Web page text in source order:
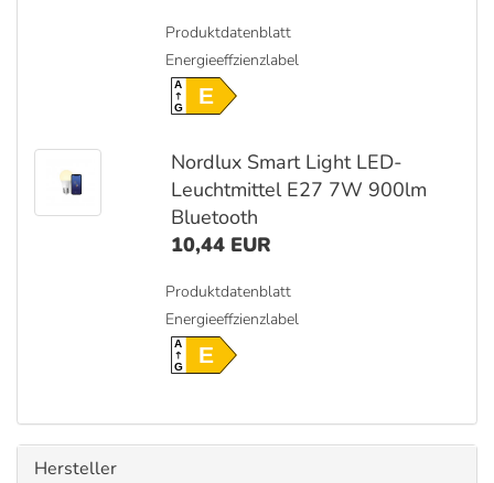
Produktdatenblatt
Energieeffzienzlabel
A
GE
Nordlux Smart Light LED-
Leuchtmittel E27 7W 900lm
Bluetooth
10,44 EUR
Produktdatenblatt
Energieeffzienzlabel
A
GE
Hersteller